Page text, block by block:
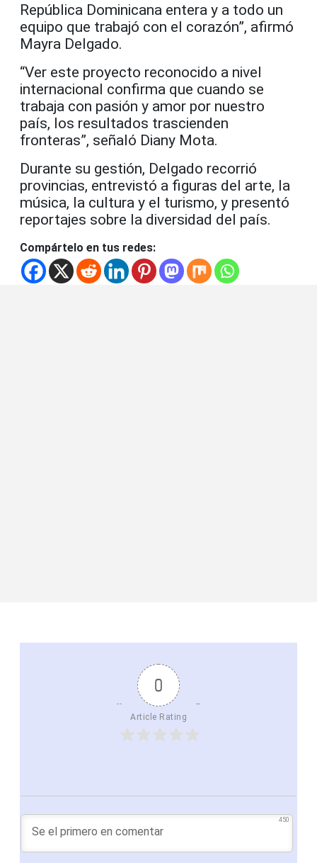
República Dominicana entera y a todo un
equipo que trabajó con el corazón”, afirmó
Mayra Delgado.
“Ver este proyecto reconocido a nivel
internacional confirma que cuando se
trabaja con pasión y amor por nuestro
país, los resultados trascienden
fronteras”, señaló Diany Mota.
Durante su gestión, Delgado recorrió
provincias, entrevistó a figuras del arte, la
música, la cultura y el turismo, y presentó
reportajes sobre la diversidad del país.
Compártelo en tus redes:
0
Article Rating
450